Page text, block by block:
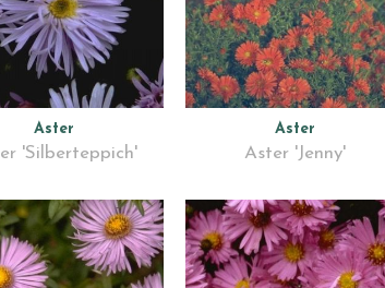
Aster
'Silberteppich'
Aster
Aster 'Jenny'